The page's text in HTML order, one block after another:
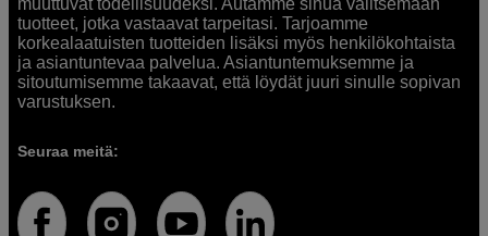
tuotteet, jotka vastaavat tarpeitasi. Tarjoamme
korkealaatuisten tuotteiden lisäksi myös henkilökohtaista
ja asiantuntevaa palvelua. Asiantuntemuksemme ja
sitoutumisemme takaavat, että löydät juuri sinulle sopivan
varustuksen.
Seuraa meitä: